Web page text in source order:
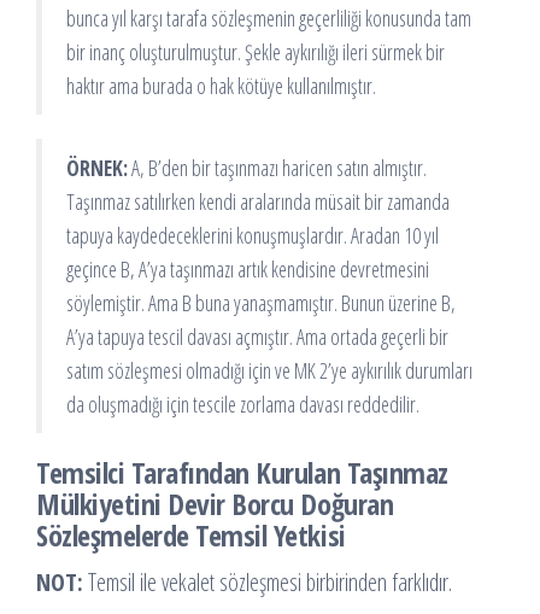
bunca yıl karşı tarafa sözleşmenin geçerliliği konusunda tam
bir inanç oluşturulmuştur. Şekle aykırılığı ileri sürmek bir
haktır ama burada o hak kötüye kullanılmıştır.
ÖRNEK:A, B’den bir taşınmazı haricen satın almıştır.
Taşınmaz satılırken kendi aralarında müsait bir zamanda
tapuya kaydedeceklerini konuşmuşlardır. Aradan 10 yıl
geçince B, A’ya taşınmazı artık kendisine devretmesini
söylemiştir. Ama B buna yanaşmamıştır. Bunun üzerine B,
A’ya tapuya tescil davası açmıştır. Ama ortada geçerli bir
satım sözleşmesi olmadığı için ve MK 2’ye aykırılık durumları
da oluşmadığı için tescile zorlama davası reddedilir.
Temsilci Tarafından Kurulan Taşınmaz
Mülkiyetini Devir Borcu Doğuran
Sözleşmelerde Temsil Yetkisi
NOT:Temsil ile vekalet sözleşmesi birbirinden farklıdır.